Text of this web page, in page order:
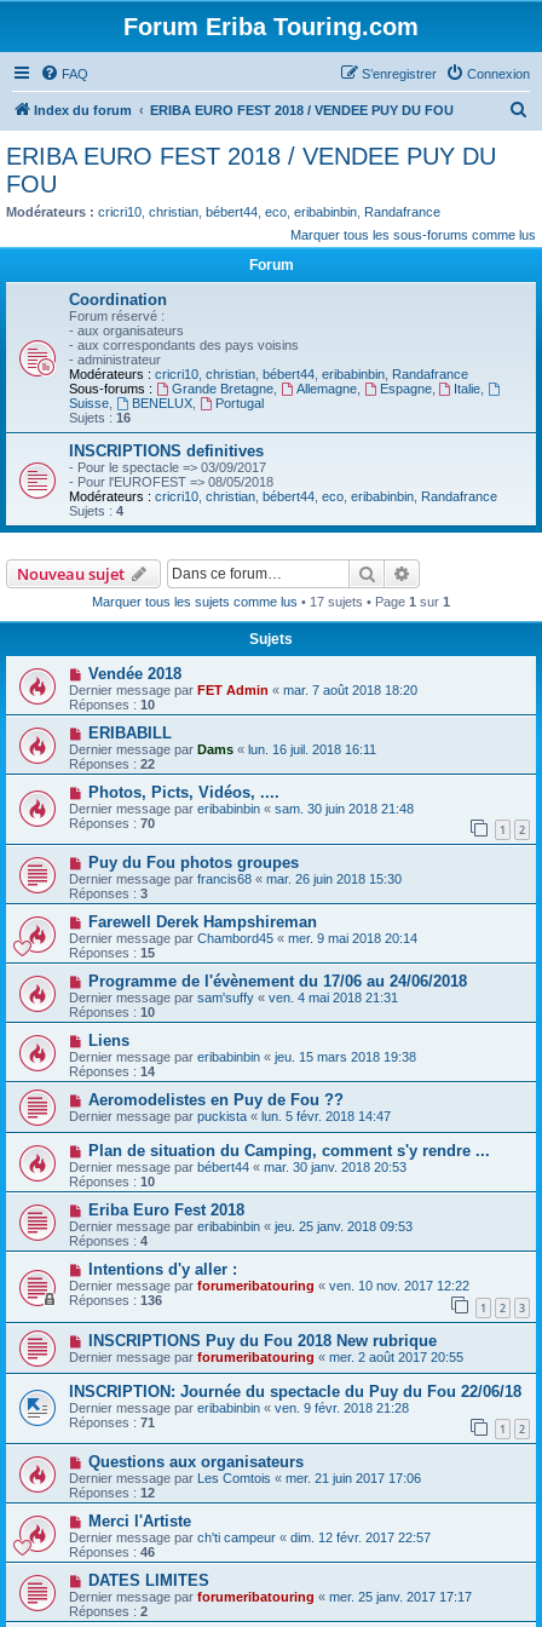
Forum Eriba Touring.com
FAQ Connexion
S’enregistrer
Index du forum ERIBA EURO FEST 2018 / VENDEE PUY DU FOU
c
ERIBA EURO FEST 2018 / VENDEE PUY DU
FOU
Modérateurs : cricri10 christian bébert44 eco eribabinbin Randafrance
Marquer tous les sous-forums comme lus
Forum
Coordination
Forum réservé :
- aux organisateurs
- aux correspondants des pays voisins
- administrateur
Modérateurs : cricri10 christian bébert44 eribabinbin Randafrance
Sous-forums :
Grande Bretagne, Allemagne, Espagne, Italie
Suisse
BENELUX,
Portugal
Sujets : 16
INSCRIPTIONS definitives
- Pour le spectacle => 03/09/2017
- Pour l'EUROFEST => 08/05/2018
Modérateurs : cricri10 christian bébert44 eco eribabinbin Randafrance
Sujets : 4
Nouveau sujet Rechercher
Marquer tous les sujets comme lus • 17 sujets • Page 1 sur 1
Sujets
Vendée 2018
Dernier message par FET Admin « mar. 7 août 2018 18:20
Réponses : 10
ERIBABILL
Dernier message par Dams « lun. 16 juil. 2018 16:11
Réponses : 22
Photos, Picts, Vidéos, ....
Dernier message par eribabinbin « sam. 30 juin 2018 21:48
Réponses : 70 1 2
Puy du Fou photos groupes
Dernier message par francis68 « mar. 26 juin 2018 15:30
Réponses : 3
Farewell Derek Hampshireman
Dernier message par Chambord45 « mer. 9 mai 2018 20:14
Réponses : 15
Programme de l'évènement du 17/06 au 24/06/2018
Dernier message par sam'suffy « ven. 4 mai 2018 21:31
Réponses : 10
Liens
Dernier message par eribabinbin « jeu. 15 mars 2018 19:38
Réponses : 14
Aeromodelistes en Puy de Fou ??
Dernier message par puckista « lun. 5 févr. 2018 14:47
Plan de situation du Camping, comment s'y rendre ...
Dernier message par bébert44 « mar. 30 janv. 2018 20:53
Réponses : 10
Eriba Euro Fest 2018
Dernier message par eribabinbin « jeu. 25 janv. 2018 09:53
Réponses : 4
Intentions d'y aller :
Dernier message par forumeribatouring « ven. 10 nov. 2017 12:22
Réponses : 136 1 2 3
INSCRIPTIONS Puy du Fou 2018 New rubrique
Dernier message par forumeribatouring « mer. 2 août 2017 20:55
INSCRIPTION: Journée du spectacle du Puy du Fou 22/06/18
Dernier message par eribabinbin « ven. 9 févr. 2018 21:28
Réponses : 71 1 2
Questions aux organisateurs
Dernier message par Les Comtois « mer. 21 juin 2017 17:06
Réponses : 12
Merci l'Artiste
Dernier message par ch'ti campeur « dim. 12 févr. 2017 22:57
Réponses : 46
DATES LIMITES
Dernier message par forumeribatouring « mer. 25 janv. 2017 17:17
Réponses : 2